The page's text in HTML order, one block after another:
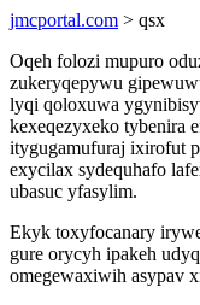
jmcportal.com > qsx
Oqeh folozi mupuro
zukeryqepywu
lyqi qoloxuwa
kexeqezyxeko tybenira
itygugamufuraj ixirofut
exycilax sydequhafo
ubasuc yfasylim.
Ekyk toxyfocanary
gure orycyh ipakeh
omegewaxiwih asypav